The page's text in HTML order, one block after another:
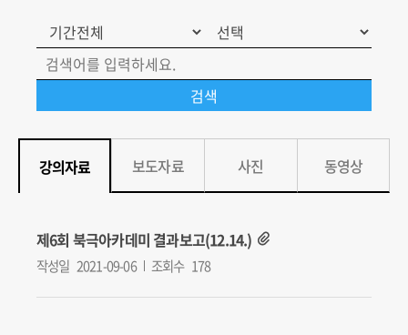
강의자료 보도자료 사진 동영상
제6회 북극아카데미 결과보고(12.14.)
작성일 2021-09-06 조회수 178